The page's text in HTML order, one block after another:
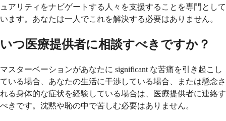
ュアリティをナビゲートする人々を支援することを専門として
います。あなたは一人でこれを解決する必要はありません。
いつ医療提供者に相談すべきですか？
マスターベーションがあなたに significant な苦痛を引き起こし
ている場合、あなたの生活に干渉している場合、または懸念さ
れる身体的な症状を経験している場合は、医療提供者に連絡す
べきです。沈黙や恥の中で苦しむ必要はありません。